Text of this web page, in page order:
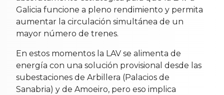
Galicia funcione a pleno rendimiento y permita
aumentar la circulación simultánea de un
mayor número de trenes.
En estos momentos la LAV se alimenta de
energía con una solución provisional desde las
subestaciones de Arbillera (Palacios de
Sanabria) y de Amoeiro, pero eso implica